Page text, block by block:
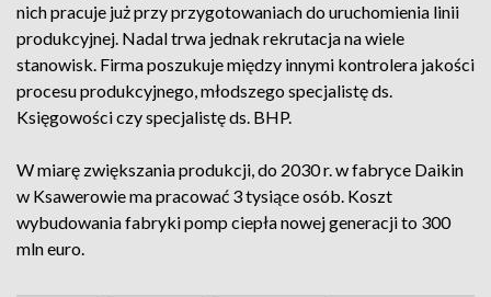
nich pracuje już przy przygotowaniach do uruchomienia linii
produkcyjnej. Nadal trwa jednak rekrutacja na wiele
stanowisk. Firma poszukuje między innymi kontrolera jakości
procesu produkcyjnego, młodszego specjalistę ds.
Księgowości czy specjalistę ds. BHP.
W miarę zwiększania produkcji, do 2030 r. w fabryce Daikin
w Ksawerowie ma pracować 3 tysiące osób. Koszt
wybudowania fabryki pomp ciepła nowej generacji to 300
mln euro.